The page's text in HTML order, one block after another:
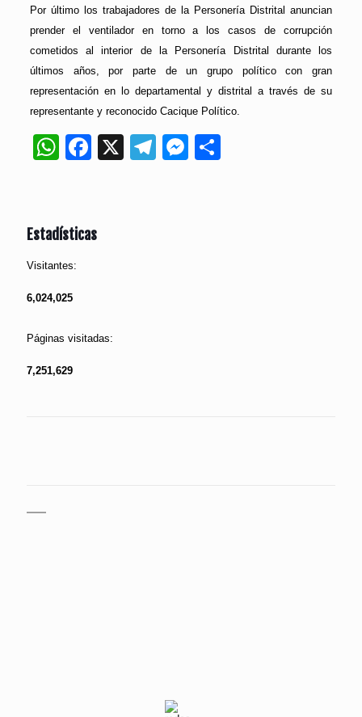
Por último los trabajadores de la Personería Distrital anuncian
prender el ventilador en torno a los casos de corrupción
cometidos al interior de la Personería Distrital durante los
últimos años, por parte de un grupo político con gran
representación en lo departamental y distrital a través de su
representante y reconocido Cacique Político.
WhatsApp
Facebook
X Telegram
Messenger
Compartir
Estadísticas
Visitantes:
6,024,025
Páginas visitadas:
7,251,629